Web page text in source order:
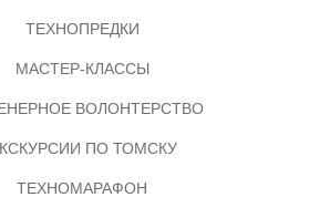
ТЕХНОПРЕДКИ
МАСТЕР-КЛАССЫ
ВОЛОНТЕРСТВО
ПО ТОМСКУ
ТЕХНОМАРАФОН